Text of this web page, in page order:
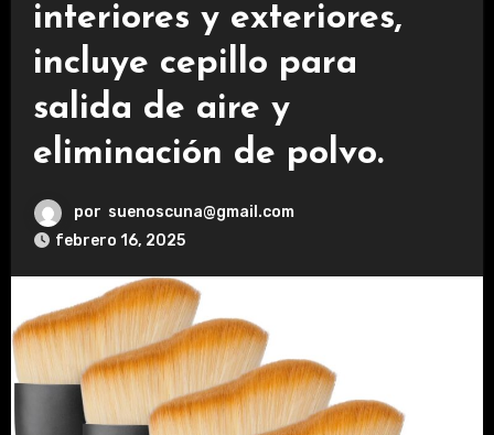
interiores y exteriores,
incluye cepillo para
salida de aire y
eliminación de polvo.
por suenoscuna@gmail.com
febrero 16, 2025